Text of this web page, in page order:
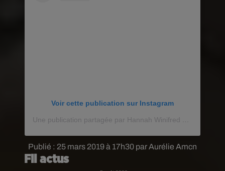
Publié : 25 mars 2019 à 17h30 par Aurélie Amcn
Voir cette publication sur Instagram
Fil actus